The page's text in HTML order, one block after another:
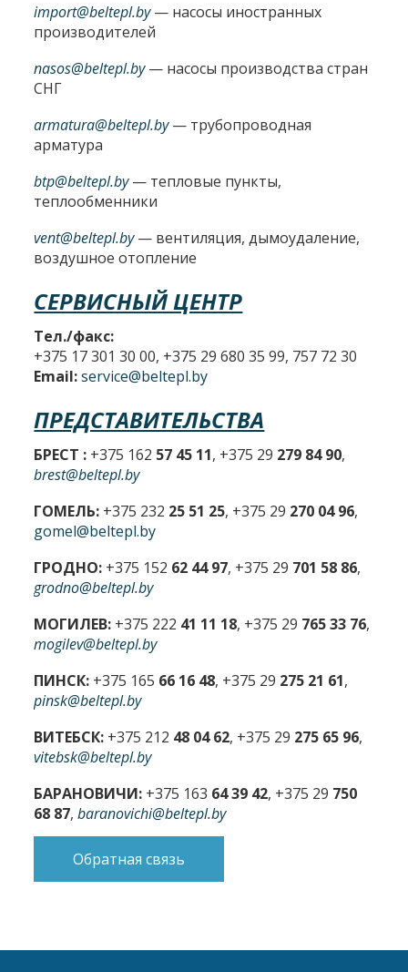
import@beltepl.by— насосы иностранных
производителей
nasos@beltepl.by— насосы производства стран
СНГ
armatura@beltepl.by— трубопроводная
арматура
btp@beltepl.by— тепловые пункты,
теплообменники
vent@beltepl.by— вентиляция, дымоудаление,
воздушное отопление
СЕРВИСНЫЙ ЦЕНТР
Тел./факс:
+375 17 301 30 00, +375 29 680 35 99, 757 72 30
Email: service@beltepl.by
ПРЕДСТАВИТЕЛЬСТВА
БРЕСТ : +375 162 57 45 11, +375 29 279 84 90,
brest@beltepl.by
ГОМЕЛЬ: +375 232 25 51 25, +375 29 270 04 96,
gomel@beltepl.by
ГРОДНО: +375 152 62 44 97, +375 29 701 58 86,
grodno@beltepl.by
МОГИЛЕВ: +375 222 41 11 18, +375 29 765 33 76,
mogilev@beltepl.by
ПИНСК: +375 165 66 16 48, +375 29 275 21 61,
pinsk@beltepl.by
ВИТЕБСК: +375 212 48 04 62, +375 29 275 65 96,
vitebsk@beltepl.by
БАРАНОВИЧИ: +375 163 64 39 42, +375 29 750
68 87,baranovichi@beltepl.by
Обратная связь